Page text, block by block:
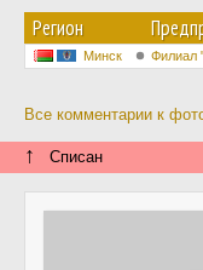
Регион
Минск Филиал
Все комментарии к
↑ Списан